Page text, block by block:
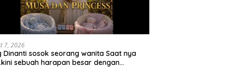
7, 2026
Dinanti sosok seorang wanita Saat nya
sebuah harapan besar dengan